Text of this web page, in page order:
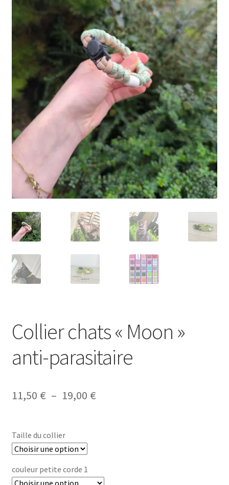
Ma Présentation
Politique de confidentialité
Retour
Mon compte
MERCI POUR VOTRE COMMANDE
Vos photos/avis
Collier chats « Moon »
anti-parasitaire
11,50 € – 19,00 €Plage
Taille du collier
couleur petite corde 1